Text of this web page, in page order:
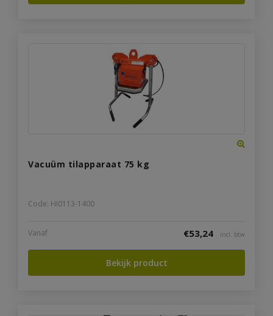
Vacuüm tilapparaat 75 kg
Code: HI0113-1400
Vanaf €53,24 incl. btw
Bekijk product